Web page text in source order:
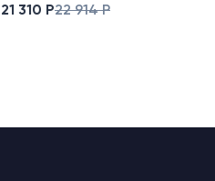
21 310 Р22 914 Р